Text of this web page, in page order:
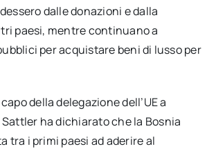
dalle donazioni e dalla
paesi, mentre continuano a
per acquistare beni di lusso per
della delegazione dell’UE a
ha dichiarato che la Bosnia
tra i primi paesi ad aderire al